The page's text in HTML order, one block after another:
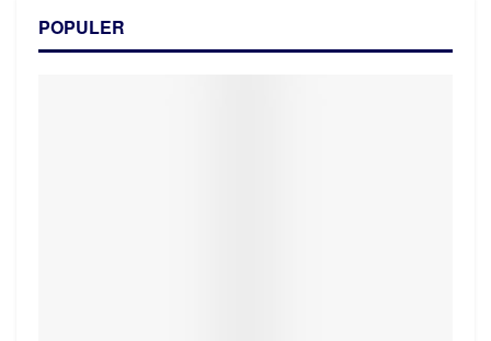
POPULER